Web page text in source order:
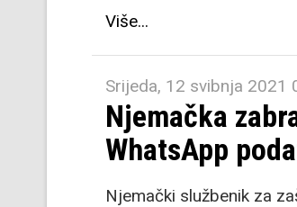
Više...
Srijeda, 12 svibnja 2021
Njemačka
WhatsApp
Njemački službenik za